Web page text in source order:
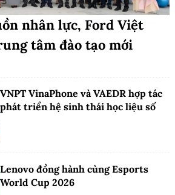
nhân lực, Ford Việt
tâm đào tạo mới
VNPT VinaPhone và VAEDR hợp tác
phát triển hệ sinh thái học liệu số
Lenovo đồng hành cùng Esports
World Cup 2026